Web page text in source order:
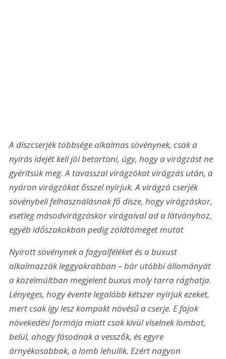
A díszcserjék többsége alkalmas sövénynek, csak a
nyírás idejét kell jól betartani, úgy, hogy a virágzást ne
gyérítsük meg. A tavasszal virágzókat virágzás után, a
nyáron virágzókat ősszel nyírjuk. A virágzó cserjék
sövénybeli felhasználásnak fő dísze, hogy virágzáskor,
esetleg másodvirágzáskor virágaival ad a látványhoz,
egyéb időszakokban pedig zöldtömeget mutat
Nyírott sövénynek a fagyalféléket és a buxust
alkalmazzák leggyakrabban – bár utóbbi állományát
a közelmúltban megjelent buxus moly tarra rághatja.
Lényeges, hogy évente legalább kétszer nyírjuk ezeket,
mert csak így lesz kompakt növésű a cserje. E fajok
növekedési formája miatt csak kívül viselnek lombot,
belül, ahogy fásodnak a vesszők, és egyre
árnyékosabbak, a lomb lehullik. Ezért nagyon